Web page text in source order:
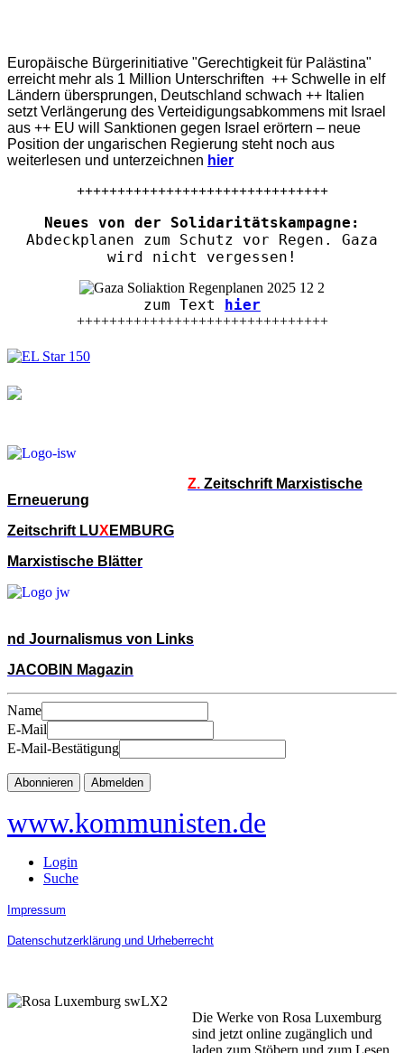
Europäische Bürgerinitiative "Gerechtigkeit für Palästina"
erreicht mehr als 1 Million Unterschriften ++ Schwelle in elf
Ländern übersprungen, Deutschland schwach ++ Italien
setzt Verlängerung des Verteidigungsabkommens mit Israel
aus ++ EU will Sanktionen gegen Israel erörtern – neue
Position der ungarischen Regierung steht noch aus
weiterlesen und unterzeichnen hier
+++++++++++++++++++++++++++++++
Neues von der Solidaritätskampagne:
Abdeckplanen zum Schutz vor Regen. Gaza
wird nicht vergessen!
zum Text hier
+++++++++++++++++++++++++++++++
Z. Zeitschrift Marxistische
Erneuerung
Zeitschrift LUX EMBURG
Marxistische Blätter
nd Journalismus von Links
JACOBIN Magazin
Name
E-Mail
E-Mail-Bestätigung
Abonnieren Abmelden
www.kommunisten.de
Login
Suche
Impressum
Datenschutzerklärung und Urheberrecht
Die Werke von Rosa Luxemburg
sind jetzt online zugänglich und
laden zum Stöbern und zum Lesen